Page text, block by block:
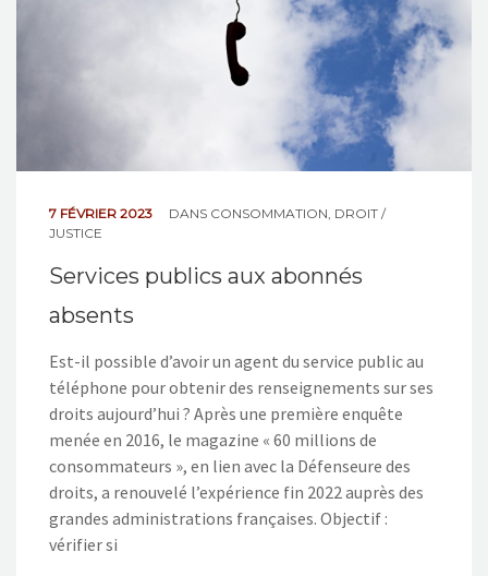
7 FÉVRIER 2023 DANS CONSOMMATION DROIT /
JUSTICE
Services publics aux abonnés
absents
Est-il possible d’avoir un agent du service public au
téléphone pour obtenir des renseignements sur ses
droits aujourd’hui ? Après une première enquête
menée en 2016, le magazine « 60 millions de
consommateurs », en lien avec la Défenseure des
droits, a renouvelé l’expérience fin 2022 auprès des
grandes administrations françaises. Objectif :
vérifier si